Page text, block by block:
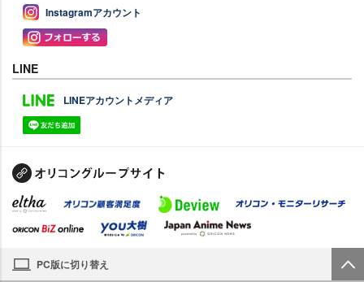
Instagramアカウント
LINE
LINEアカウントメディア
PC版に切り替え